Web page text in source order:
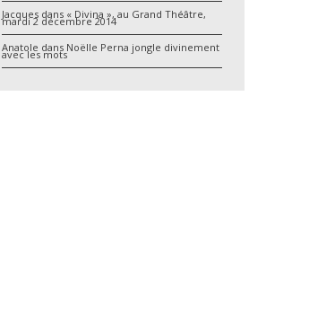
Jacquesdans « Divina », au Grand Théâtre,
mardi 2 décembre 2014
Anatole dans Noëlle Perna jongle divinement
avec les mots